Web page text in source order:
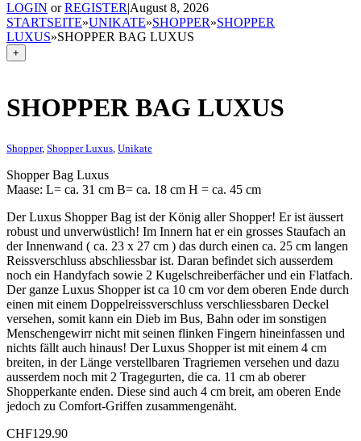
LOGIN orREGISTER|August 8, 2026
STARTSEITE»UNIKATE»SHOPPER»SHOPPER
LUXUS»SHOPPER BAG LUXUS
+
SHOPPER BAG LUXUS
Shopper, Shopper Luxus Unikate
Shopper Bag Luxus
Maase: L= ca. 31 cm B= ca. 18 cm H = ca. 45 cm
Der Luxus Shopper Bag ist der König aller Shopper! Er ist äussert
robust und unverwüstlich! Im Innern hat er ein grosses Staufach an
der Innenwand ( ca. 23 x 27 cm ) das durch einen ca. 25 cm langen
Reissverschluss abschliessbar ist. Daran befindet sich ausserdem
noch ein Handyfach sowie 2 Kugelschreiberfächer und ein Flatfach.
Der ganze Luxus Shopper ist ca 10 cm vor dem oberen Ende durch
einen mit einem Doppelreissverschluss verschliessbaren Deckel
versehen, somit kann ein Dieb im Bus, Bahn oder im sonstigen
Menschengewirr nicht mit seinen flinken Fingern hineinfassen und
nichts fällt auch hinaus! Der Luxus Shopper ist mit einem 4 cm
breiten, in der Länge verstellbaren Tragriemen versehen und dazu
ausserdem noch mit 2 Tragegurten, die ca. 11 cm ab oberer
Shopperkante enden. Diese sind auch 4 cm breit, am oberen Ende
jedoch zu Comfort-Griffen zusammengenäht.
CHF129.90